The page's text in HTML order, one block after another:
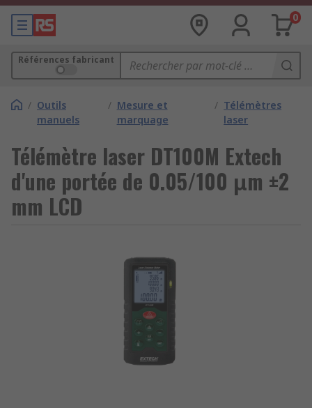
0
Références fabricant
/ Outils
manuels
/ Mesure et
marquage
/ Télémètres
laser
Télémètre laser DT100M Extech
d'une portée de 0.05/100 μm ±2
mm LCD